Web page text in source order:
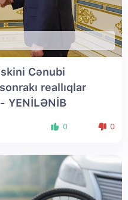
Cənubi
reallıqlar
- YENİLƏNİB
0 0